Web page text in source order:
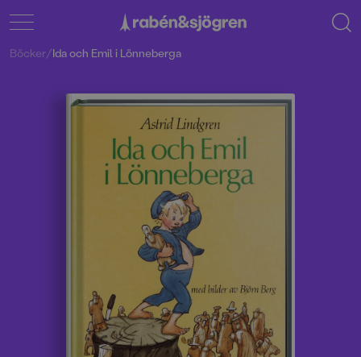
Böcker/Ida och Emil i Lönneberga